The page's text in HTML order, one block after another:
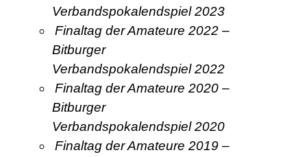
Verbandspokalendspiel 2023
Finaltag der Amateure 2022 –
Bitburger
Verbandspokalendspiel 2022
Finaltag der Amateure 2020 –
Bitburger
Verbandspokalendspiel 2020
Finaltag der Amateure 2019 –